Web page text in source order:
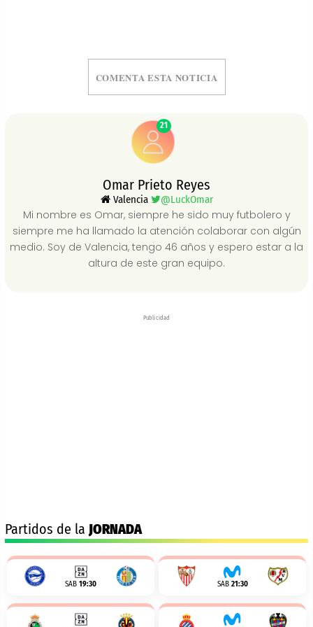
COMENTA ESTA NOTICIA
21
Omar Prieto Reyes
Valencia @LuckOmar
Mi nombre es Omar, siempre he sido muy futbolero y
siempre me ha llamado la atención colaborar con algún
medio. Soy de Valencia, tengo 46 años y espero estar a la
altura de este gran equipo.
Publicidad
Partidos de la JORNADA
SAB 19:30 SAB 21:30